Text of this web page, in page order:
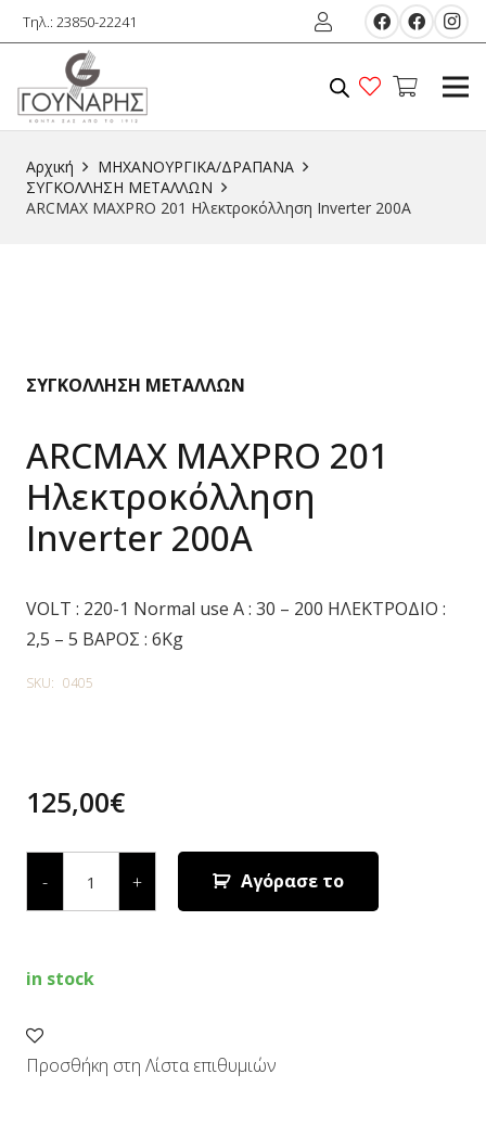
Τηλ.: 23850-22241
Αρχική
ΜΗΧΑΝΟΥΡΓΙΚΑ/ΔΡΑΠΑΝΑ
ΣΥΓΚΟΛΛΗΣΗ ΜΕΤΑΛΛΩΝ
ARCMAX MAXPRO 201 Ηλεκτροκόλληση Inverter 200Α
ΣΥΓΚΟΛΛΗΣΗ ΜΕΤΑΛΛΩΝ
ARCMAX MAXPRO 201
Ηλεκτροκόλληση
Inverter 200Α
VOLT : 220-1 Normal use A : 30 – 200 ΗΛΕΚΤΡΟΔΙΟ :
2,5 – 5 ΒΑΡΟΣ : 6Kg
SKU: 0405
125,00€
-
ARCMAX
MAXPRO
201
Ηλεκτροκόλληση
+ Αγόρασε το
in stock
Προσθήκη στη Λίστα επιθυμιών